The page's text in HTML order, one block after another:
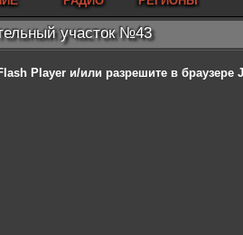
участок №43
Playerи/или разрешите в браузере